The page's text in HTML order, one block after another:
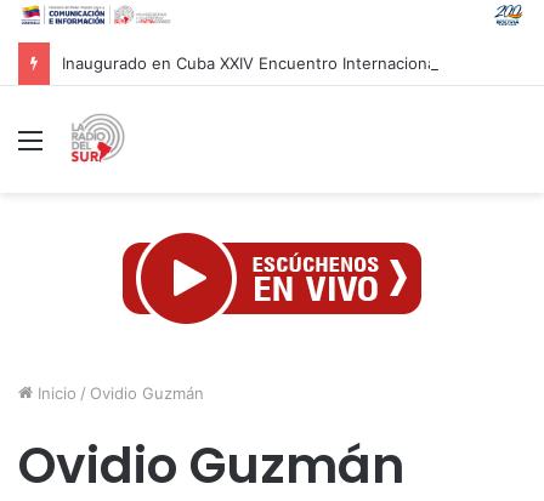
Menú
Inicio / Ovidio Guzmán
Ovidio Guzmán